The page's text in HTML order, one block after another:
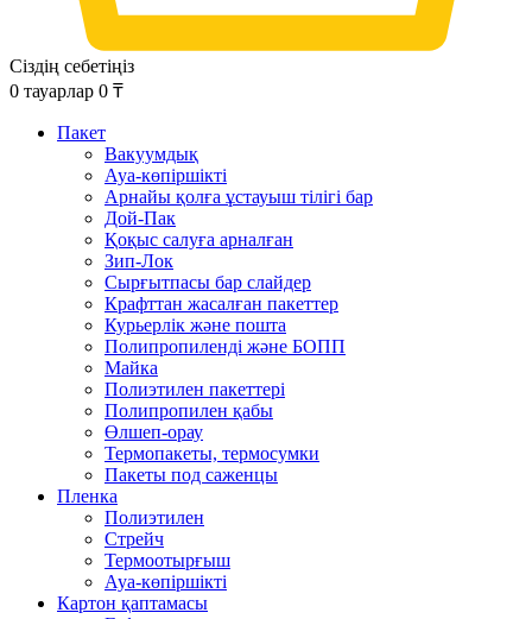
Сіздің себетіңіз
0 тауарлар 0 ₸
Пакет
Вакуумдық
Ауа-көпіршікті
Арнайы қолға ұстауыш тілігі бар
Дой-Пак
Қоқыс салуға арналған
Зип-Лок
Сырғытпасы бар слайдер
Крафттан жасалған пакеттер
Курьерлік және пошта
Полипропиленді және БОПП
Майка
Полиэтилен пакеттері
Полипропилен қабы
Өлшеп-орау
Термопакеты, термосумки
Пакеты под саженцы
Пленка
Полиэтилен
Стрейч
Термоотырғыш
Ауа-көпіршікті
Картон қаптамасы